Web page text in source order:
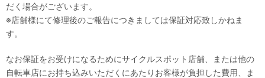
だく場合がございます。
※店舗様にて修理後のご報告につきましては保証対応致しかねま
す。
なお保証をお受けになるためにサイクルスポット店舗、または他の
自転車店にお持ち込みいただくにあたりお客様が負担した費用、ま